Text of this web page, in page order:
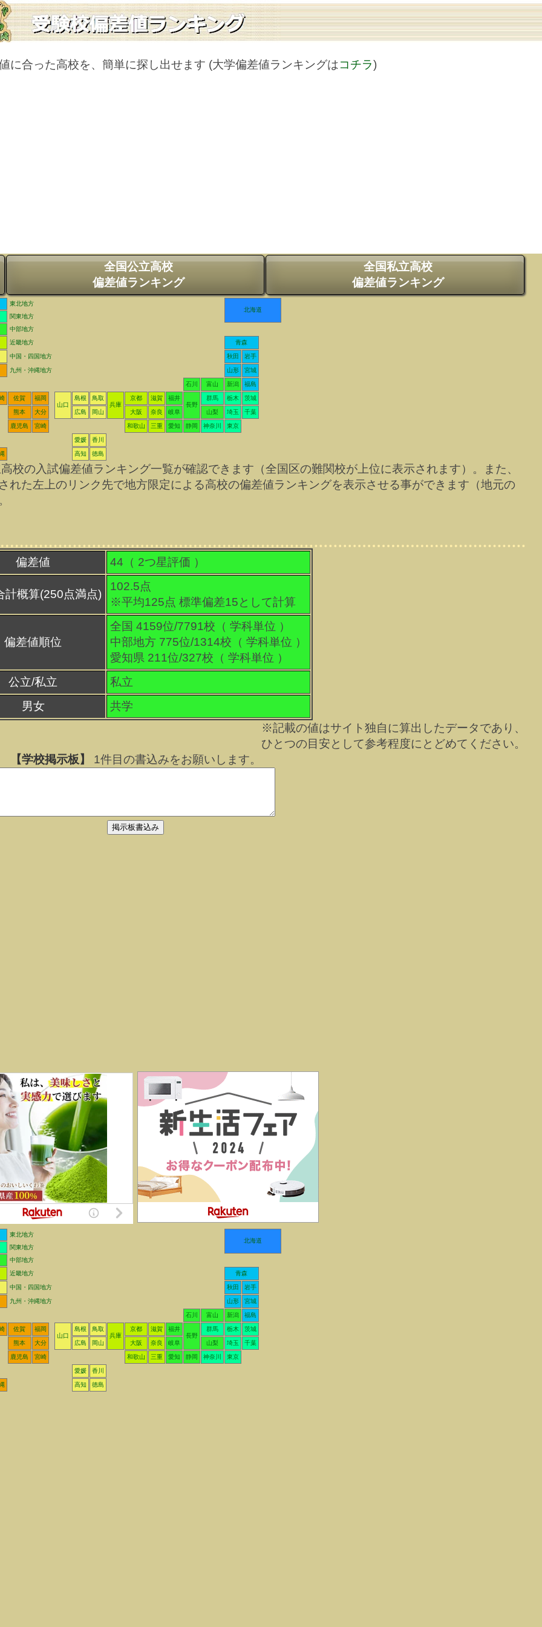
に合った高校を、簡単に探し出せます (大学偏差値ランキングはコチラ)
全国公立高校
偏差値ランキング
全国私立高校
偏差値ランキング
東北地方
北海道
関東地方
中部地方
近畿地方
青森
中国・四国地方 秋田 岩手
九州・沖縄地方 山形 宮城
石川 富山 新潟 福島
佐賀
福岡
山口
島根
鳥取
兵庫
京都 滋賀
福井
長野
群馬 栃木 茨城
熊本 大分 広島 岡山 大阪 奈良 岐阜 山梨 埼玉 千葉
鹿児島 宮崎 和歌山 三重 愛知 静岡 神奈川 東京
愛媛 香川
高知 徳島
の入試偏差値ランキング一覧が確認できます（全国区の難関校が上位に表示されます）。また、
れた左上のリンク先で地方限定による高校の偏差値ランキングを表示させる事ができます（地元の
偏差値 44（ 2つ星評価 ）
計概算(250点満点)
102.5点
※平均125点 標準偏差15として計算
偏差値順位
全国 4159位/7791校（ 学科単位 ）
中部地方 775位/1314校（ 学科単位 ）
愛知県 211位/327校（ 学科単位 ）
公立/私立
私立
男女
共学
※記載の値はサイト独自に算出したデータであり、
ひとつの目安として参考程度にとどめてください。
【学校掲示板】
1件目の書込みをお願いします。
東北地方
北海道
関東地方
中部地方
近畿地方
青森
中国・四国地方 秋田 岩手
九州・沖縄地方 山形 宮城
石川 富山 新潟 福島
佐賀
福岡
山口
島根
鳥取
兵庫
京都 滋賀
福井
長野
群馬 栃木 茨城
熊本 大分 広島 岡山 大阪 奈良 岐阜 山梨 埼玉 千葉
鹿児島 宮崎 和歌山 三重 愛知 静岡 神奈川 東京
愛媛 香川
高知 徳島